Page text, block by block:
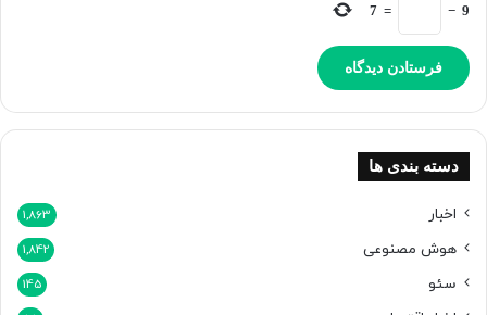
دب
ی
»
9
−
=
7
دسته بندی ها
اخبار 1,863
هوش مصنوعی 1,842
سئو 145